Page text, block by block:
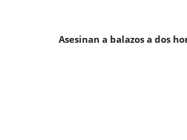
Asesinan a balazos a dos